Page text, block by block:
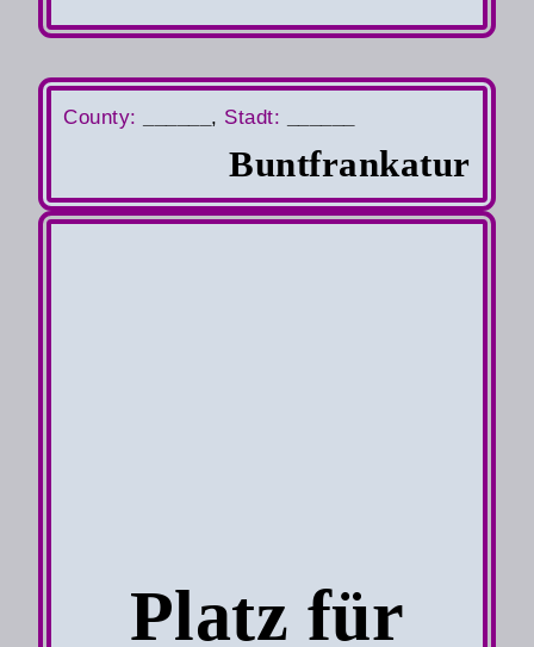
County: , Stadt:
Buntfrankatur
Platz für